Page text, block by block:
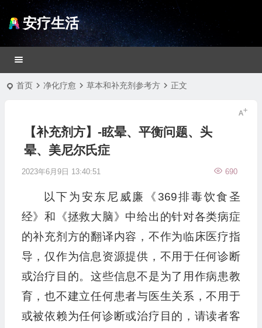
安疗生活
首页 净化疗愈 草本和补充剂参考方 正文
【补充剂方】-眩晕、平衡问题、头
晕、美尼尔氏症
2023年6月9日 13:40:51 690
以下为安东尼威廉《369排毒饮食圣
经》和《拯救大脑》中给出的针对各类病症
的补充剂方的翻译内容，不作为临床医疗指
导，仅作为信息资源提供，不用于任何诊断
或治疗目的。这些信息不是为了用作病患教
育，也不建立任何患者与医生关系，不用于
或被依赖为任何诊断或治疗目的，请读者客